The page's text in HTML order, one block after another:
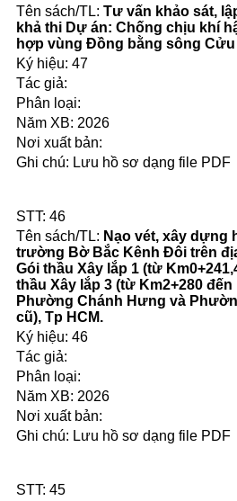
Tư vấn khảo sát,
khả thi Dự án: Chống chịu khí
hợp vùng Đồng bằng sông Cửu
47
2026
Lưu hồ sơ dạng file PDF
46
Nạo vét, xây dựng
trường Bờ Bắc Kênh Đôi trên
Gói thầu Xây lắp 1 (từ
thầu Xây lắp 3 (từ Km2+280
Phường Chánh Hưng và
cũ), Tp HCM.
46
2026
Lưu hồ sơ dạng file PDF
45